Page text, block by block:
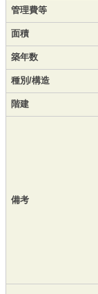
管理費等
面積
築年数
種別/構造
階建
備考